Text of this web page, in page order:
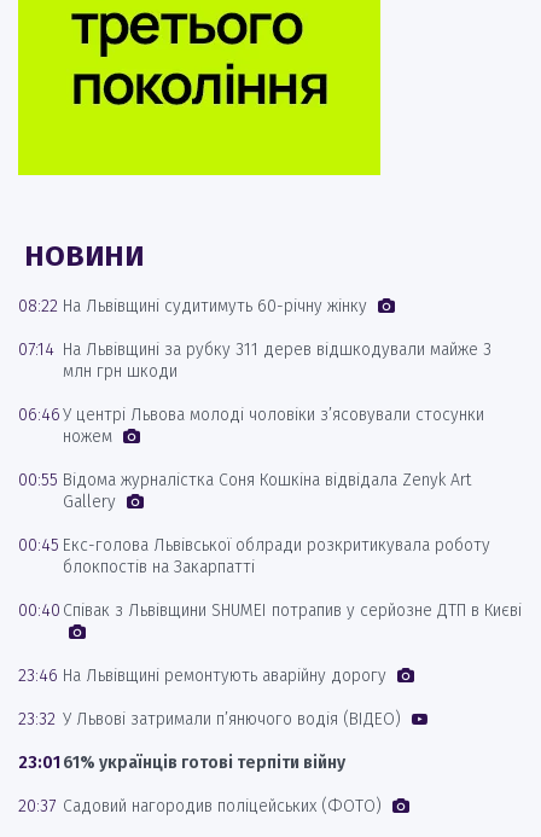
НОВИНИ
08:22 На Львівщині судитимуть 60-річну жінку
07:14 На Львівщині за рубку 311 дерев відшкодували майже 3
млн грн шкоди
06:46У центрі Львова молоді чоловіки з’ясовували стосунки
ножем
00:55 Відома журналістка Соня Кошкіна відвідала Zenyk Art
Gallery
00:45 Екс-голова Львівської облради розкритикувала роботу
блокпостів на Закарпатті
00:40 Співак з Львівщини SHUMEI потрапив у серйозне ДТП в Києві
23:46 На Львівщині ремонтують аварійну дорогу
23:32 У Львові затримали п’янючого водія (ВІДЕО)
23:01 61% українців готові терпіти війну
20:37 Садовий нагородив поліцейських (ФОТО)